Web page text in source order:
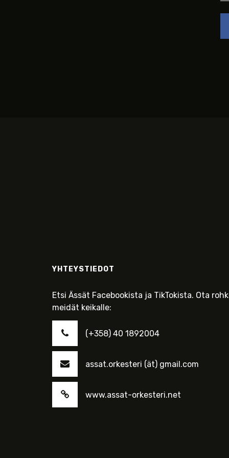
YHTEYSTIEDOT
Etsi Ässät Facebookista ja TikTokista. Ota
meidät keikalle:
(+358) 40 1892004
assat.orkesteri (ät) gmail.com
www.assat-orkesteri.net